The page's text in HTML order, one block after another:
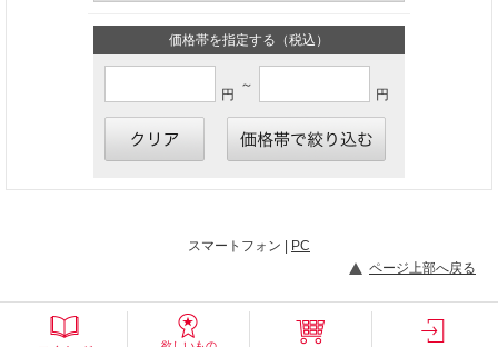
価格帯を指定する（税込）
円
～
円
スマートフォン | PC
ページ上部へ戻る